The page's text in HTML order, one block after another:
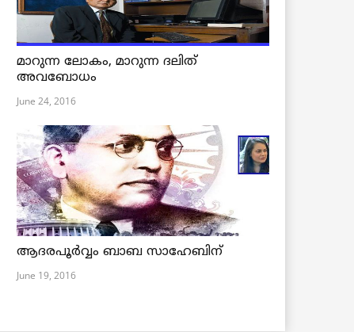
മാറുന്ന ലോകം, മാറുന്ന ദലിത്
അവബോധം
June 24, 2016
ആദരപൂര്‍വ്വം ബാബ സാഹേബിന്
June 19, 2016